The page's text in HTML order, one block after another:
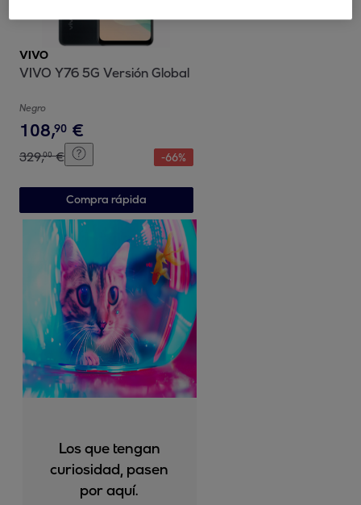
VIVO
VIVO Y76 5G Versión Global
Negro
108,90 €
329,00 € -66%
Compra rápida
Los que tengan
curiosidad, pasen
por aquí.